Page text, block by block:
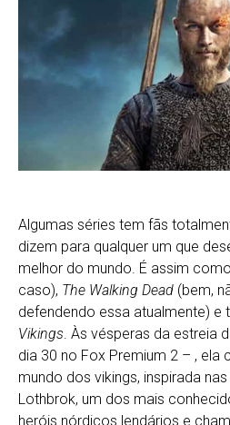
Algumas séries tem fãs
dizem para qualquer um que
melhor do mundo. É assim como
caso), The Walking Dead (bem,
defendendo essa atualmente) e
Vikings. Às vésperas da estreia
dia 30 no Fox Premium 2 – , ela
mundo dos vikings, inspirada
Lothbrok, um dos mais
heróis nórdicos lendários e